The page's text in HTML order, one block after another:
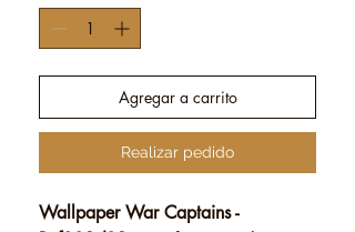
Agregar a carrito
Realizar pedido
Wallpaper War Captains -